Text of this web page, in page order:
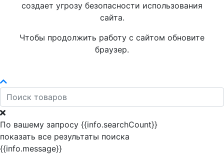
создает угрозу безопасности использования
сайта.
Чтобы продолжить работу с сайтом обновите
браузер.
По вашему запросу {{info.searchCount}}
показать все результаты поиска
{{info.message}}